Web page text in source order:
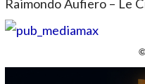
Raimondo Aufiero – Le